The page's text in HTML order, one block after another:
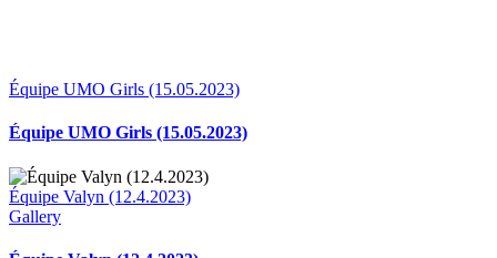
Équipe UMO Girls (15.05.2023)
Équipe UMO Girls (15.05.2023)
Équipe Valyn (12.4.2023)
Gallery